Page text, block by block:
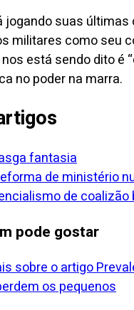
jogando suas últimas
militares como seu
está sendo dito é
no poder na marra.
fantasia
de ministério
de coalizão
pode gostar